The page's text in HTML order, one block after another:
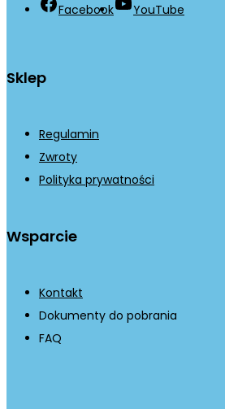
Facebook YouTube
Sklep
Regulamin
Zwroty
Polityka prywatności
Wsparcie
Kontakt
Dokumenty do pobrania
FAQ